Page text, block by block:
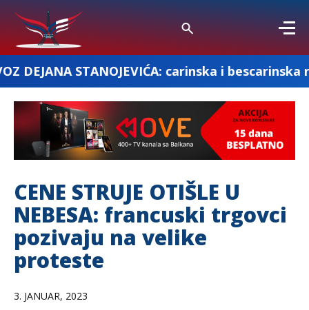
carinska i bescarinska roba
CENE STRUJE OTIŠLE U
NEBESA: francuski trgovci
pozivaju na velike
proteste
3. JANUAR, 2023